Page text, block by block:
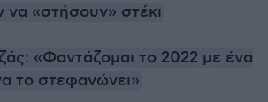
«στήσουν» στέκι
«Φαντάζομαι το 2022 με ένα
το στεφανώνει»